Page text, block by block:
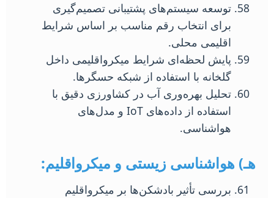
توسعه سیستم‌های پشتیبانی تصمیم‌گیری
برای انتخاب رقم مناسب بر اساس شرایط
اقلیمی محلی.
پایش لحظه‌ای شرایط میکرواقلیمی داخل
گلخانه با استفاده از شبکه حسگرها.
تحلیل بهره‌وری آب در کشاورزی دقیق با
استفاده از داده‌های IoT و مدل‌های
هواشناسی.
هـ) هواشناسی زیستی و میکرواقلیم:
بررسی تأثیر بادشکن‌ها بر میکرواقلیم